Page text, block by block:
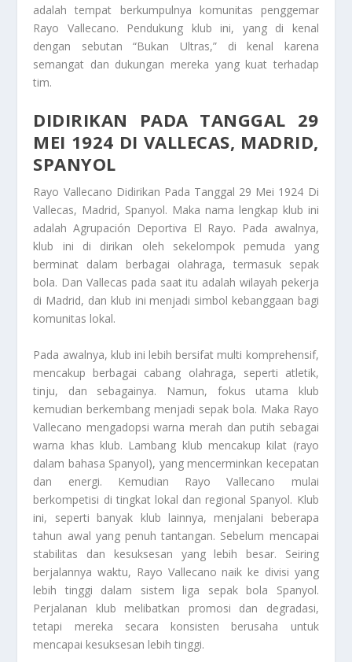
adalah tempat berkumpulnya komunitas penggemar
Rayo Vallecano. Pendukung klub ini, yang di kenal
dengan sebutan “Bukan Ultras,” di kenal karena
semangat dan dukungan mereka yang kuat terhadap
tim.
DIDIRIKAN PADA TANGGAL 29
MEI 1924 DI VALLECAS, MADRID,
SPANYOL
Rayo Vallecano Didirikan Pada Tanggal 29 Mei 1924 Di
Vallecas, Madrid, Spanyol. Maka nama lengkap klub ini
adalah Agrupación Deportiva El Rayo. Pada awalnya,
klub ini di dirikan oleh sekelompok pemuda yang
berminat dalam berbagai olahraga, termasuk sepak
bola. Dan Vallecas pada saat itu adalah wilayah pekerja
di Madrid, dan klub ini menjadi simbol kebanggaan bagi
komunitas lokal.
Pada awalnya, klub ini lebih bersifat multi komprehensif,
mencakup berbagai cabang olahraga, seperti atletik,
tinju, dan sebagainya. Namun, fokus utama klub
kemudian berkembang menjadi sepak bola. Maka Rayo
Vallecano mengadopsi warna merah dan putih sebagai
warna khas klub. Lambang klub mencakup kilat (rayo
dalam bahasa Spanyol), yang mencerminkan kecepatan
dan energi. Kemudian Rayo Vallecano mulai
berkompetisi di tingkat lokal dan regional Spanyol. Klub
ini, seperti banyak klub lainnya, menjalani beberapa
tahun awal yang penuh tantangan. Sebelum mencapai
stabilitas dan kesuksesan yang lebih besar. Seiring
berjalannya waktu, Rayo Vallecano naik ke divisi yang
lebih tinggi dalam sistem liga sepak bola Spanyol.
Perjalanan klub melibatkan promosi dan degradasi,
tetapi mereka secara konsisten berusaha untuk
mencapai kesuksesan lebih tinggi.